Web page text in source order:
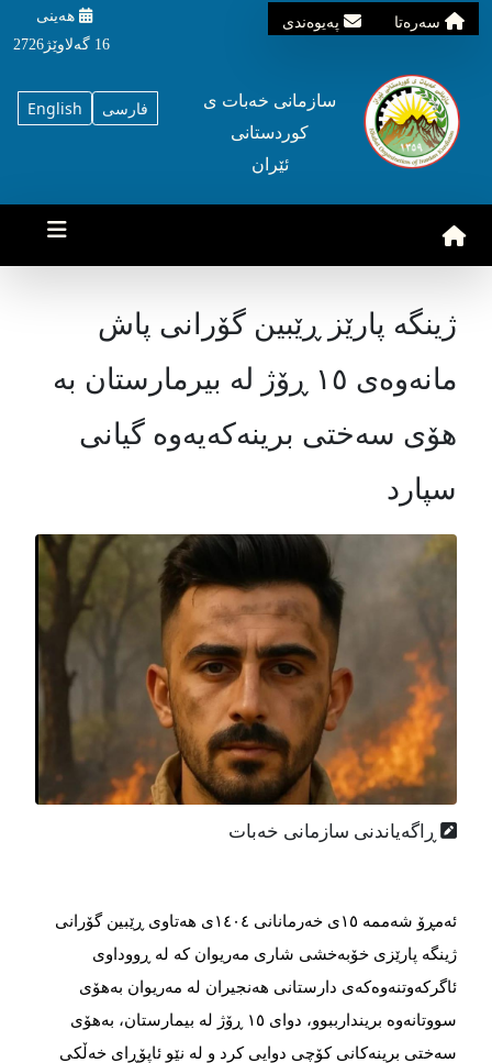
سه‌ره‌تا په‌یوه‌ندی
هه‌ینی
16 گه‌لاوێژ2726
English فارسی
سازمانی خه‌بات ی
کوردستانی
ئێران
ژینگه‌ پارێز ڕێبین گۆرانی پاش
مانه‌وه‌ی ١٥ ڕۆژ له‌ بیرمارستان به‌
هۆی سه‌ختی برینه‌که‌یه‌وه‌ گیانی
سپارد
ڕاگه‌یاندنی سازمانی خه‌بات
ئه‌مڕۆ شه‌ممه ١٥ی خەرمانانی ١٤٠٤ی هه‌تاوی‌ ڕێبین گۆرانی
ژینگه‌ پارێزی خۆبەخشی شاری مەریوان که‌ له‌ ڕووداوی
ئاگرکه‌وتنه‌وه‌که‌ی دارستانی هه‌نجیران له‌ مه‌ریوان به‌هۆی
سووتانه‌وه‌ بریندارببوو، دوای ١٥ ڕۆژ له‌ بیمارستان، به‌هۆی
سه‌ختی برینه‌کانی کۆچی دوایی کرد و له‌ نێو ئاپۆڕای خه‌ڵکی